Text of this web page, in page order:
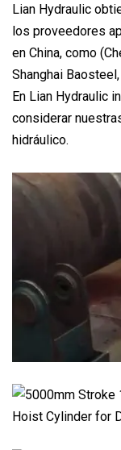
Lian Hydraulic
los proveedores
en China, como
Shanghai
En Lian Hydraulic
considerar
hidráulico.